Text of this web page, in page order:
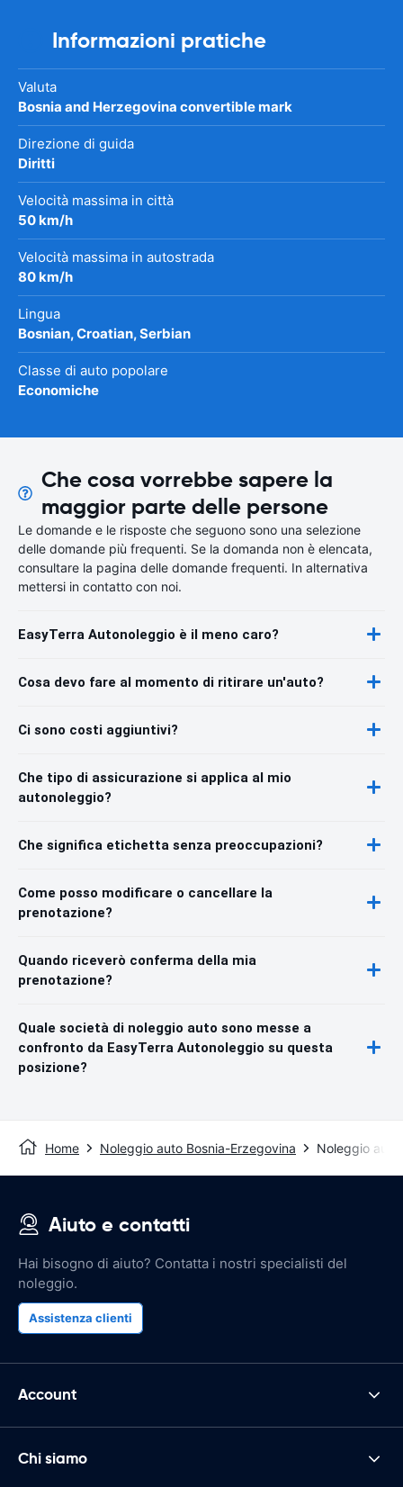
Informazioni pratiche
Valuta
Bosnia and Herzegovina convertible mark
Direzione di guida
Diritti
Velocità massima in città
50 km/h
Velocità massima in autostrada
80 km/h
Lingua
Bosnian, Croatian, Serbian
Classe di auto popolare
Economiche
Che cosa vorrebbe sapere la
maggior parte delle persone
Le domande e le risposte che seguono sono una selezione
delle domande più frequenti. Se la domanda non è elencata,
consultare la pagina delle domande frequenti. In alternativa
mettersi in contatto con noi.
EasyTerra Autonoleggio è il meno caro?
Cosa devo fare al momento di ritirare un'auto?
Ci sono costi aggiuntivi?
Che tipo di assicurazione si applica al mio
autonoleggio?
Che significa etichetta senza preoccupazioni?
Come posso modificare o cancellare la
prenotazione?
Quando riceverò conferma della mia
prenotazione?
Quale società di noleggio auto sono messe a
confronto da EasyTerra Autonoleggio su questa
posizione?
Home Noleggio auto Bosnia-Erzegovina Noleggio auto
Aiuto e contatti
Hai bisogno di aiuto? Contatta i nostri specialisti del
noleggio.
Assistenza clienti
Account
Chi siamo